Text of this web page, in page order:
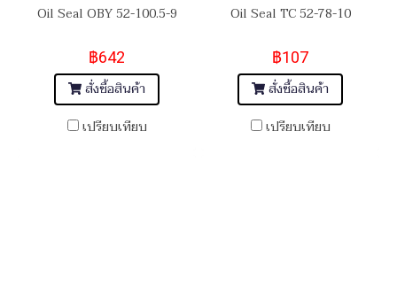
Oil Seal OBY 52-100.5-9
฿642
สั่งซื้อสินค้า
เปรียบเทียบ
Oil Seal TC 52-78-10
฿107
สั่งซื้อสินค้า
เปรียบเทียบ